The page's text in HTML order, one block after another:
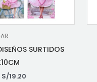
SURTIDOS
S/19.20